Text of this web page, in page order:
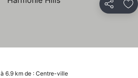
Partager
à 6.9 km de : Centre-ville